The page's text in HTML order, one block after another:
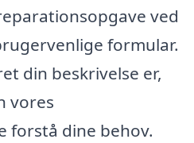
ved
formular.
din beskrivelse er,
vores
forstå dine behov.